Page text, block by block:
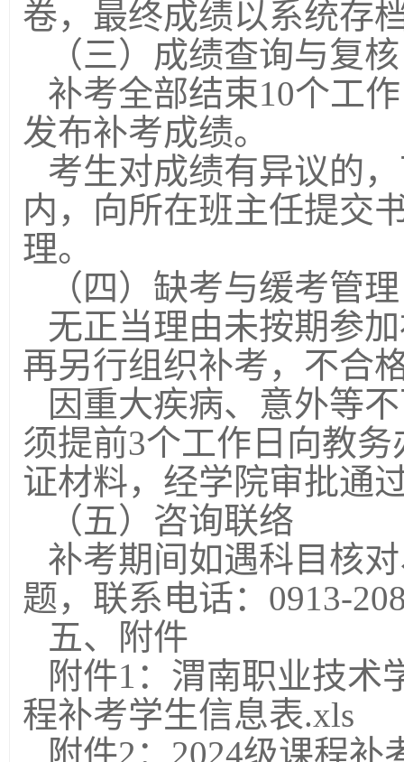
卷，最终成绩以系统存
（三）成绩查询与复核
补考全部结束10个工
发布补考成绩。
考生对成绩有异议的
内，向所在班主任提交
理。
（四）缺考与缓考管理
无正当理由未按期参
再另行组织补考，不合
因重大疾病、意外等
须提前3个工作日向教
证材料，经学院审批通
（五）咨询联络
补考期间如遇科目核
题，联系电话：0913-
五、附件
附件1：渭南职业技术
程补考学生信息表.xls
附件2：2024级课程补